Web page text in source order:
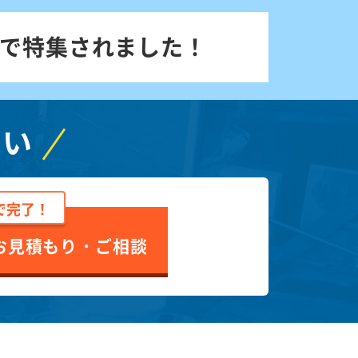
特集されました！
完了！
見積もり・ご相談